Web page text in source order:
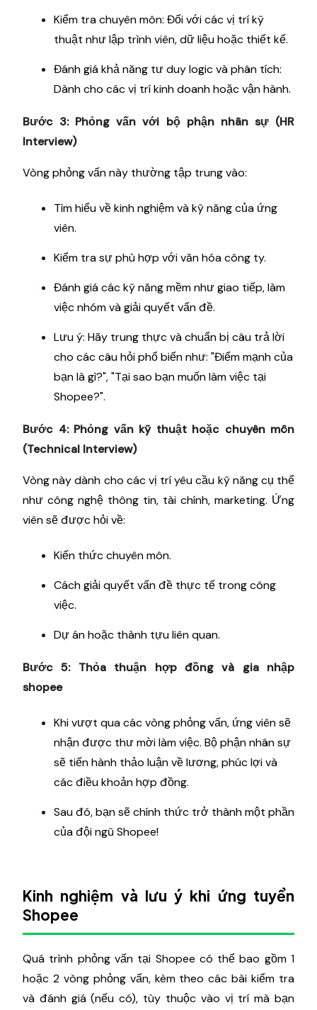
Kiểm tra chuyên môn: Đối với các vị trí kỹ
thuật như lập trình viên, dữ liệu hoặc thiết kế.
Đánh giá khả năng tư duy logic và phân tích:
Dành cho các vị trí kinh doanh hoặc vận hành.
Bước 3: Phỏng vấn với bộ phận nhân sự (HR
Interview)
Vòng phỏng vấn này thường tập trung vào:
Tìm hiểu về kinh nghiệm và kỹ năng của ứng
viên.
Kiểm tra sự phù hợp với văn hóa công ty.
Đánh giá các kỹ năng mềm như giao tiếp, làm
việc nhóm và giải quyết vấn đề.
Lưu ý: Hãy trung thực và chuẩn bị câu trả lời
cho các câu hỏi phổ biến như: "Điểm mạnh của
bạn là gì?", "Tại sao bạn muốn làm việc tại
Shopee?".
Bước 4: Phỏng vấn kỹ thuật hoặc chuyên môn
(Technical Interview)
Vòng này dành cho các vị trí yêu cầu kỹ năng cụ thể
như công nghệ thông tin, tài chính, marketing. Ứng
viên sẽ được hỏi về:
Kiến thức chuyên môn.
Cách giải quyết vấn đề thực tế trong công
việc.
Dự án hoặc thành tựu liên quan.
Bước 5: Thỏa thuận hợp đồng và gia nhập
shopee
Khi vượt qua các vòng phỏng vấn, ứng viên sẽ
nhận được thư mời làm việc. Bộ phận nhân sự
sẽ tiến hành thảo luận về lương, phúc lợi và
các điều khoản hợp đồng.
Sau đó, bạn sẽ chính thức trở thành một phần
của đội ngũ Shopee!
Kinh nghiệm và lưu ý khi ứng tuyển
Shopee
Quá trình phỏng vấn tại Shopee có thể bao gồm 1
hoặc 2 vòng phỏng vấn, kèm theo các bài kiểm tra
và đánh giá (nếu có), tùy thuộc vào vị trí mà bạn